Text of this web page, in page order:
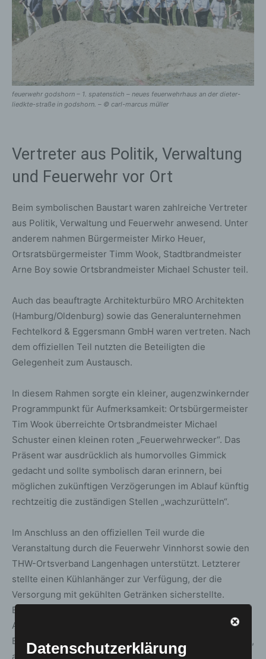
feuerwehr godshorn – 1. spatenstich – neues feuerwehrhaus an der dieter-
liedkte-straße in godshorn. – © carl-marcus müller
Vertreter aus Politik, Verwaltung
und Feuerwehr vor Ort
Beim symbolischen Baustart waren zahlreiche Vertreter
aus Politik, Verwaltung und Feuerwehr anwesend. Unter
anderem nahmen Bürgermeister Mirko Heuer,
Ortsratsbürgermeister Timm Wook, Stadtbrandmeister
Arne Boy sowie Ortsbrandmeister Michael Schuster teil.
Auch das beauftragte Architekturbüro MRO Architekten
(Hamburg/Oldenburg) sowie das Generalunternehmen
Fechtelkord & Eggersmann GmbH waren vertreten. Nach
dem offiziellen Teil nutzten die Beteiligten die
Gelegenheit zum Austausch.
In diesem Rahmen sorgte ein kleiner, augenzwinkernder
Programmpunkt für Aufmerksamkeit: Ortsbürgermeister
Tim Wook überreichte Ortsbrandmeister Michael
Schuster einen kleinen roten „Feuerwehrwecker“. Das
Präsent war ausdrücklich als humorvolles Gimmick
gedacht und sollte symbolisch daran erinnern, bei
möglichen zukünftigen Verzögerungen im Ablauf künftig
rechtzeitig die zuständigen Stellen „wachzurütteln“.
Im Anschluss an den offiziellen Teil wurde die
Veranstaltung durch die Feuerwehr Vinnhorst sowie den
THW-Ortsverband Langenhagen unterstützt. Letzterer
stellte einen Kühlanhänger zur Verfügung, der die
Versorgung mit gekühlten Getränken sicherstellte.
Ergänzend wurde ein vielfältiges gastronomisches
Angebot bereitgestellt, das neben Suppen, belegten
Brötchen, den sommerlichen Temperaturen ntsprechend,
auch einen stark frequentierten Eiswagen umfasste.
Datenschutzerklärung